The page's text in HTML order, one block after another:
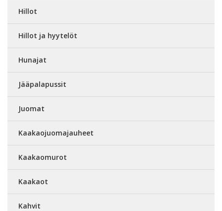
Hillot
Hillot ja hyytelöt
Hunajat
Jääpalapussit
Juomat
Kaakaojuomajauheet
Kaakaomurot
Kaakaot
Kahvit